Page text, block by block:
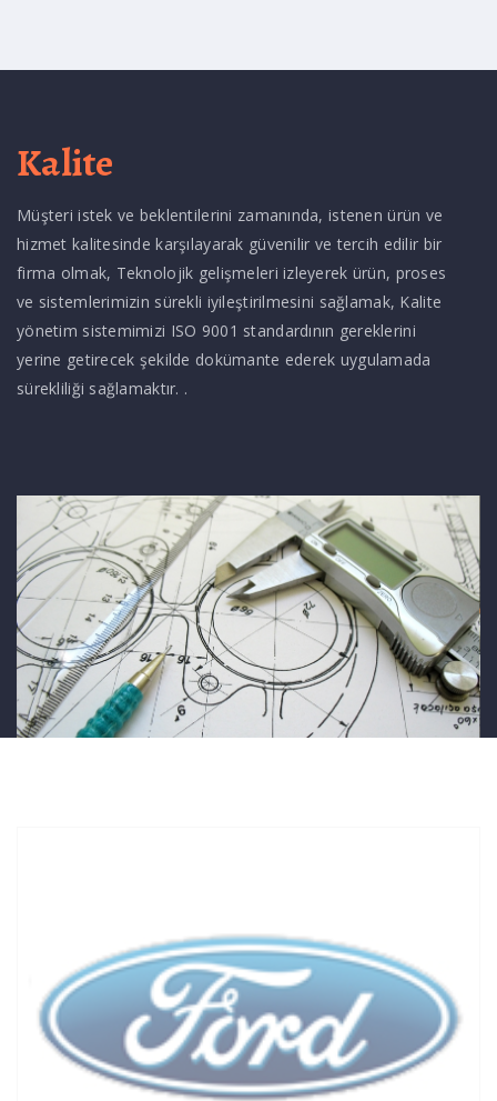
Kalite
Müşteri istek ve beklentilerini zamanında, istenen ürün ve
hizmet kalitesinde karşılayarak güvenilir ve tercih edilir bir
firma olmak, Teknolojik gelişmeleri izleyerek ürün, proses
ve sistemlerimizin sürekli iyileştirilmesini sağlamak, Kalite
yönetim sistemimizi ISO 9001 standardının gereklerini
yerine getirecek şekilde dokümante ederek uygulamada
sürekliliği sağlamaktır. .